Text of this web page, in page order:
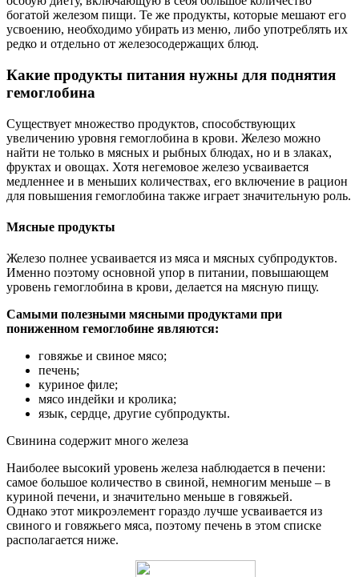
богатой железом пищи. Те же продукты, которые мешают его
усвоению, необходимо убирать из меню, либо употреблять их
редко и отдельно от железосодержащих блюд.
Какие продукты питания нужны для поднятия
гемоглобина
Существует множество продуктов, способствующих
увеличению уровня гемоглобина в крови. Железо можно
найти не только в мясных и рыбных блюдах, но и в злаках,
фруктах и овощах. Хотя негемовое железо усваивается
медленнее и в меньших количествах, его включение в рацион
для повышения гемоглобина также играет значительную роль.
Мясные продукты
Железо полнее усваивается из мяса и мясных субпродуктов.
Именно поэтому основной упор в питании, повышающем
уровень гемоглобина в крови, делается на мясную пищу.
Самыми полезными мясными продуктами при
пониженном гемоглобине являются:
говяжье и свиное мясо;
печень;
куриное филе;
мясо индейки и кролика;
язык, сердце, другие субпродукты.
Свинина содержит много железа
Наиболее высокий уровень железа наблюдается в печени:
самое большое количество в свиной, немногим меньше – в
куриной печени, и значительно меньше в говяжьей.
Однако этот микроэлемент гораздо лучше усваивается из
свиного и говяжьего мяса, поэтому печень в этом списке
располагается ниже.